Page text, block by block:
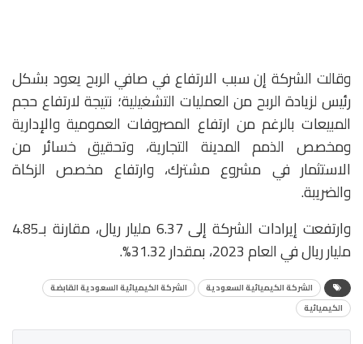
وقالت الشركة إن سبب الارتفاع في صافي الربح يعود بشكل
رئيس لزيادة الربح من العمليات التشغيلية؛ نتيجة لارتفاع حجم
المبيعات بالرغم من ارتفاع المصروفات العمومية والإدارية
ومخصص الذمم المدينة التجارية، وتحقيق خسائر من
الاستثمار في مشروع مشترك، وارتفاع مخصص الزكاة
والضريبة.
وارتفعت إيرادات الشركة إلى 6.37 مليار ريال، مقارنة بـ4.85
مليار ريال في العام 2023، بمقدار 31.32%.
الشركة الكيميائية السعودية
الشركة الكيميائية السعودية القابضة
الكيميائية